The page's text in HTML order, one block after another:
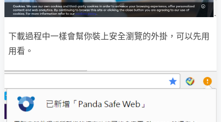
下載過程中一樣會幫你裝上安全瀏覽的外掛，可以先用
用看。